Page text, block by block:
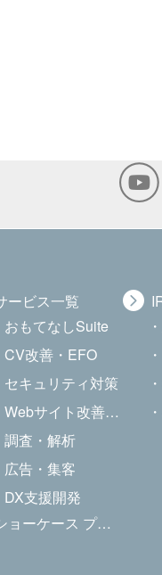
ービス一覧
おもてなしSuite
CV改善・EFO
セキュリティ対策
Webサイト改善・最適化
調査・解析
広告・集客
DX支援開発
ョーケース プラス